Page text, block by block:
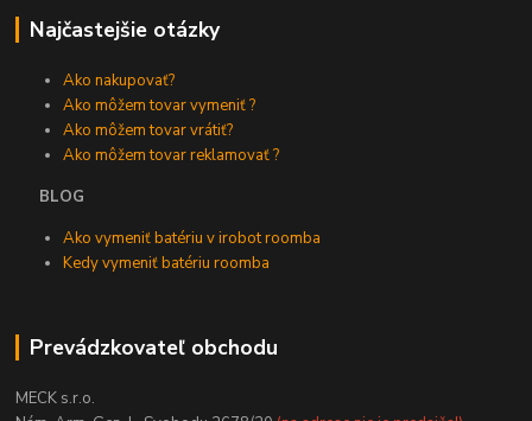
Najčastejšie otázky
Ako nakupovať?
Ako môžem tovar vymeniť ?
Ako môžem tovar vrátiť?
Ako môžem tovar reklamovať ?
BLOG
Ako vymeniť batériu v irobot roomba
Kedy vymeniť batériu roomba
Prevádzkovateľ obchodu
MECK s.r.o.